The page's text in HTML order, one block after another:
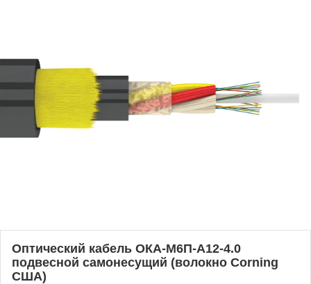
Оптический кабель ОКА-М6П-А12-4.0
подвесной самонесущий (волокно Corning
США)